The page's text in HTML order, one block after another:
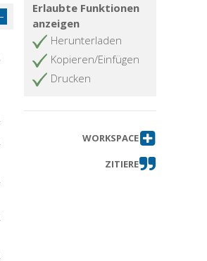
Erlaubte Funktionen
anzeigen
Herunterladen
Kopieren/Einfügen
Drucken
WORKSPACE
ZITIERE